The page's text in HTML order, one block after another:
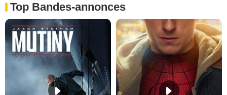
Top Bandes-annonces